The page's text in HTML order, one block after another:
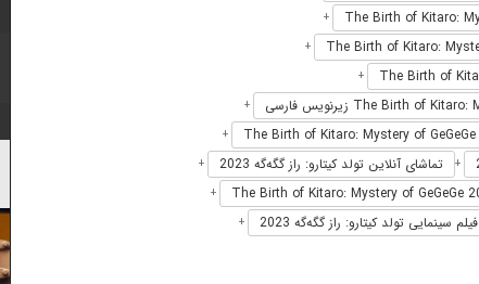
+
+
+
+
+
+ تماشای آنلاین تولد کیتارو: راز گگه‌گه 2023 +
+
فیلم سینمایی تولد کیتارو: راز گگه‌گه 2023 +